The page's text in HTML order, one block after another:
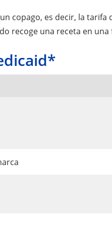
copago, es decir, la
recoge una receta en una